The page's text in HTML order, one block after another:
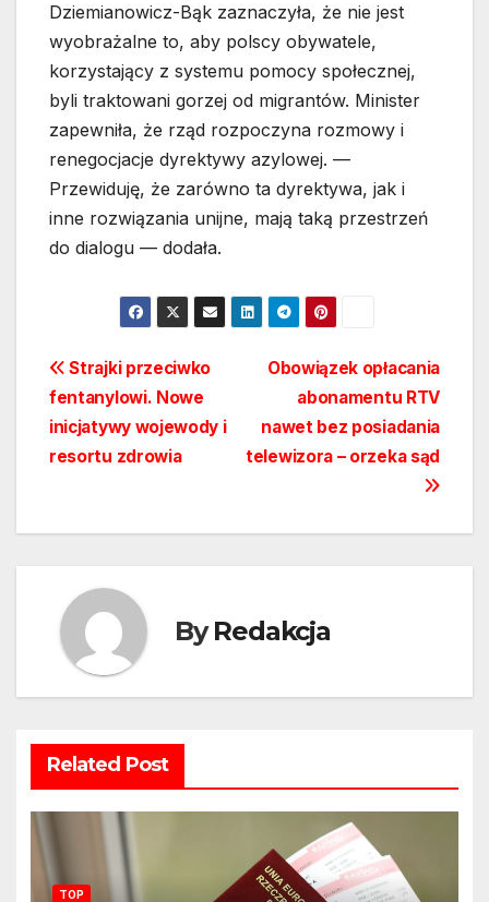
Dziemianowicz-Bąk zaznaczyła, że nie jest
wyobrażalne to, aby polscy obywatele,
korzystający z systemu pomocy społecznej,
byli traktowani gorzej od migrantów. Minister
zapewniła, że rząd rozpoczyna rozmowy i
renegocjacje dyrektywy azylowej. —
Przewiduję, że zarówno ta dyrektywa, jak i
inne rozwiązania unijne, mają taką przestrzeń
do dialogu — dodała.
Nawigacja
wpisu
Obowiązek opłacania
abonamentu RTV
nawet bez posiadania
telewizora – orzeka sąd
Strajki przeciwko
fentanylowi. Nowe
inicjatywy wojewody i
resortu zdrowia
ByRedakcja
Related Post
TOP